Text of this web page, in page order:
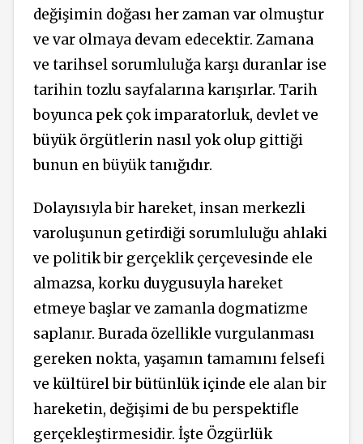
değişimin doğası her zaman var olmuştur
ve var olmaya devam edecektir. Zamana
ve tarihsel sorumluluğa karşı duranlar ise
tarihin tozlu sayfalarına karışırlar. Tarih
boyunca pek çok imparatorluk, devlet ve
büyük örgütlerin nasıl yok olup gittiği
bunun en büyük tanığıdır.
Dolayısıyla bir hareket, insan merkezli
varoluşunun getirdiği sorumluluğu ahlaki
ve politik bir gerçeklik çerçevesinde ele
almazsa, korku duygusuyla hareket
etmeye başlar ve zamanla dogmatizme
saplanır. Burada özellikle vurgulanması
gereken nokta, yaşamın tamamını felsefi
ve kültürel bir bütünlük içinde ele alan bir
hareketin, değişimi de bu perspektifle
gerçekleştirmesidir. İşte Özgürlük